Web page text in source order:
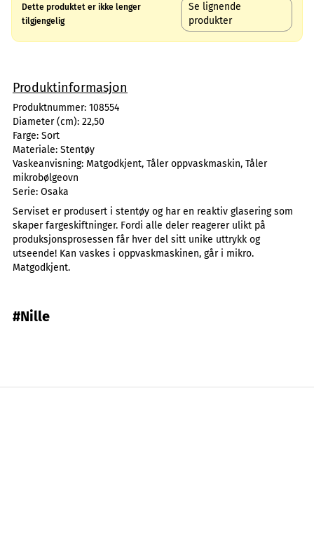
Dette produktet er ikke lenger
tilgjengelig
Se lignende
produkter
Produktinformasjon
Produktnummer: 108554
Diameter (cm): 22,50
Farge: Sort
Materiale: Stentøy
Vaskeanvisning: Matgodkjent, Tåler oppvaskmaskin, Tåler
mikrobølgeovn
Serie: Osaka
Serviset er produsert i stentøy og har en reaktiv glasering som
skaper fargeskiftninger. Fordi alle deler reagerer ulikt på
produksjonsprosessen får hver del sitt unike uttrykk og
utseende! Kan vaskes i oppvaskmaskinen, går i mikro.
Matgodkjent.
#Nille